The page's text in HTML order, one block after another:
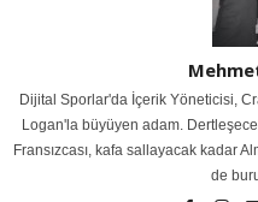
Dijital Sporlar'da İçerik Yöneticisi,
Logan'la büyüyen adam.
Fransızcası, kafa sallayacak kadar
de